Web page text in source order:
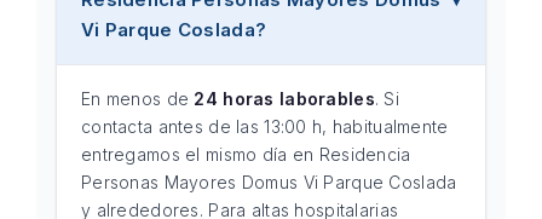
Vi Parque Coslada?
En menos de 24 horas laborables. Si
contacta antes de las 13:00 h, habitualmente
entregamos el mismo día en Residencia
Personas Mayores Domus Vi Parque Coslada
y alrededores. Para altas hospitalarias